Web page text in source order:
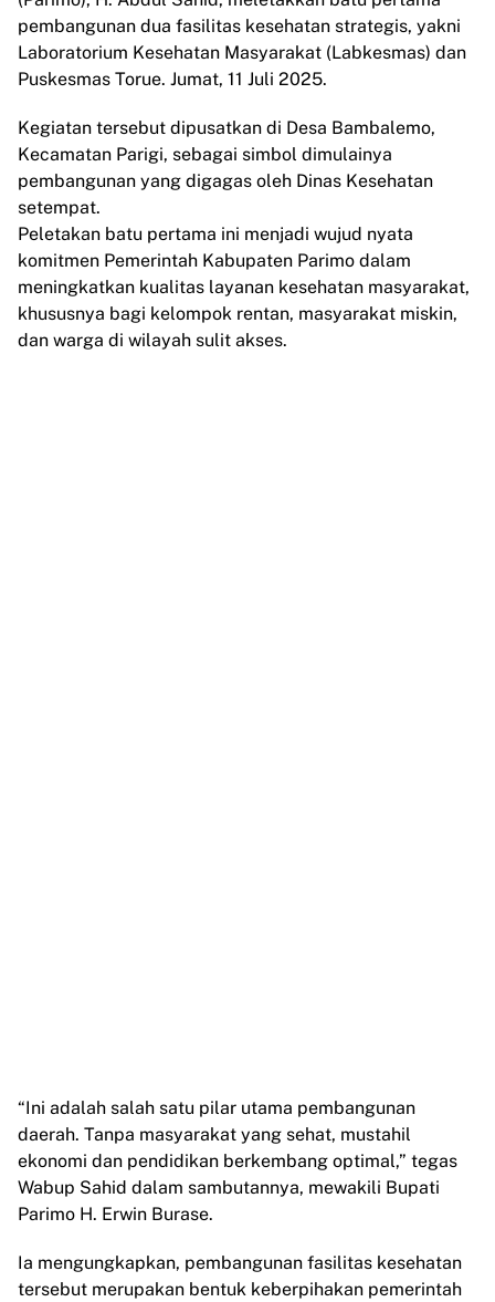
pembangunan dua fasilitas kesehatan strategis, yakni
Laboratorium Kesehatan Masyarakat (Labkesmas) dan
Puskesmas Torue. Jumat, 11 Juli 2025.
Kegiatan tersebut dipusatkan di Desa Bambalemo,
Kecamatan Parigi, sebagai simbol dimulainya
pembangunan yang digagas oleh Dinas Kesehatan
setempat.
Peletakan batu pertama ini menjadi wujud nyata
komitmen Pemerintah Kabupaten Parimo dalam
meningkatkan kualitas layanan kesehatan masyarakat,
khususnya bagi kelompok rentan, masyarakat miskin,
dan warga di wilayah sulit akses.
“Ini adalah salah satu pilar utama pembangunan
daerah. Tanpa masyarakat yang sehat, mustahil
ekonomi dan pendidikan berkembang optimal,” tegas
Wabup Sahid dalam sambutannya, mewakili Bupati
Parimo H. Erwin Burase.
Ia mengungkapkan, pembangunan fasilitas kesehatan
tersebut merupakan bentuk keberpihakan pemerintah